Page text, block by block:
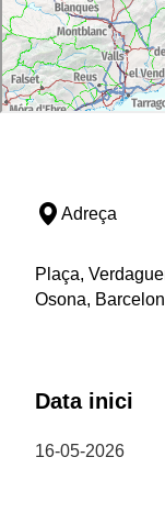
Adreça
Plaça,
Osona,
Data inici
16-05-2026